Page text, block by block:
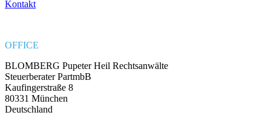
Kontakt
OFFICE
BLOMBERG Pupeter Heil Rechtsanwälte
Steuerberater PartmbB
Kaufingerstraße 8
80331 München
Deutschland